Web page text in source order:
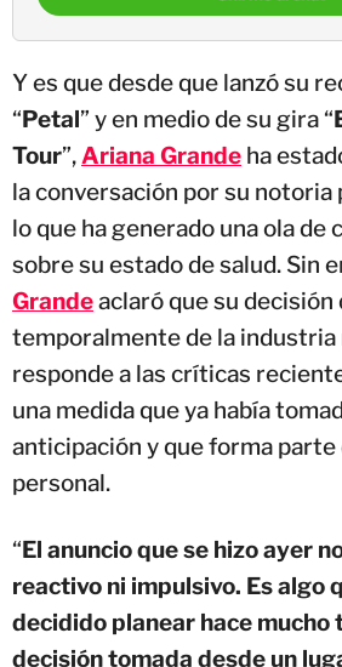
Y es que desde que lanzó su
“Petal” y en medio de su gira “
Tour”,Ariana Grande ha
la conversación por su notoria
lo que ha generado una ola de
sobre su estado de salud. Sin
Grandeaclaró que su decisión
temporalmente de la industria
responde a las críticas
una medida que ya había
anticipación y que forma parte
personal.
“El anuncio que se hizo ayer
reactivo ni impulsivo. Es algo
decidido planear hace mucho
decisión tomada desde un